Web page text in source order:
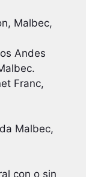
Malbec,
Andes
Franc,
Malbec,
con o sin